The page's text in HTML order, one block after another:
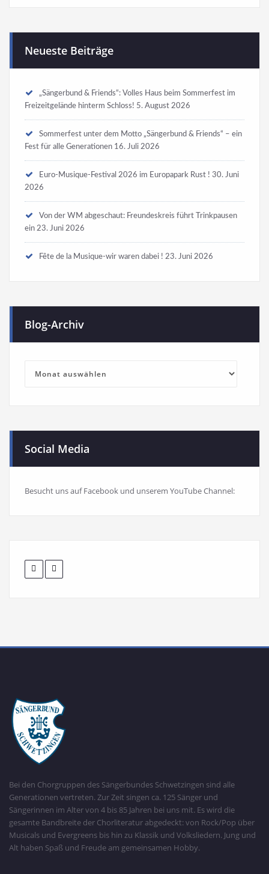
Neueste Beiträge
„Sängerbund & Friends“: Volles Haus beim Sommerfest im
Freizeitgelände hinterm Schloss! 5. August 2026
Sommerfest unter dem Motto „Sängerbund & Friends“ – ein
Fest für alle Generationen 16. Juli 2026
Euro-Musique-Festival 2026 im Europapark Rust ! 30. Juni
2026
Von der WM abgeschaut: Freundeskreis führt Trinkpausen
ein 23. Juni 2026
Fête de la Musique-wir waren dabei ! 23. Juni 2026
Blog-Archiv
Archiv
Social Media
Besucht uns auf Facebook und unserem YouTube Channel:
Bei den Chorgruppen des Sängerbundes Schwetzingen sind alle
Generationen vertreten. Zur Zeit singen ca. 125 Sänger und
Sängerinnen im Alter von 4 bis 85 Jahren bei uns mit. Es wird die
gesamte Bandbreite der Chorliteratur abgedeckt: von Rock/Pop über
Musicals und Evergreens bis hin zu Klassik und Volksliedern. Jung und
Alt haben Spaß und Freude am gemeinsamen Hobby.